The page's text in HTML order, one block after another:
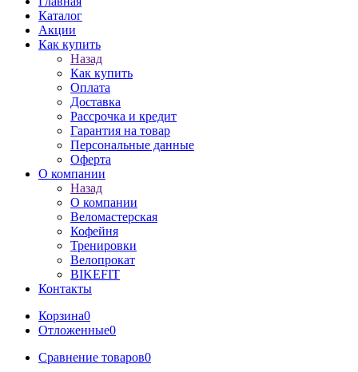
Каталог
Акции
Как купить
Назад
Как купить
Оплата
Доставка
Рассрочка и кредит
Гарантия на товар
Персональные данные
Оферта
О компании
Назад
О компании
Веломастерская
Кофейня
Тренировки
Велопрокат
BIKEFIT
Контакты
Корзина0
Отложенные0
Сравнение товаров0